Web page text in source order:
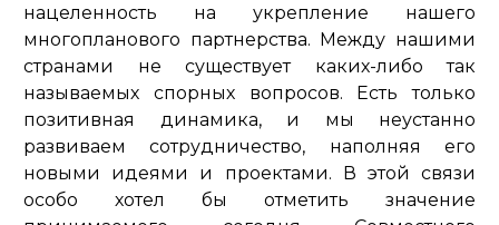
нацеленность на укрепление нашего
многопланового партнерства. Между нашими
странами не существует каких-либо так
называемых спорных вопросов. Есть только
позитивная динамика, и мы неустанно
развиваем сотрудничество, наполняя его
новыми идеями и проектами. В этой связи
особо хотел бы отметить значение